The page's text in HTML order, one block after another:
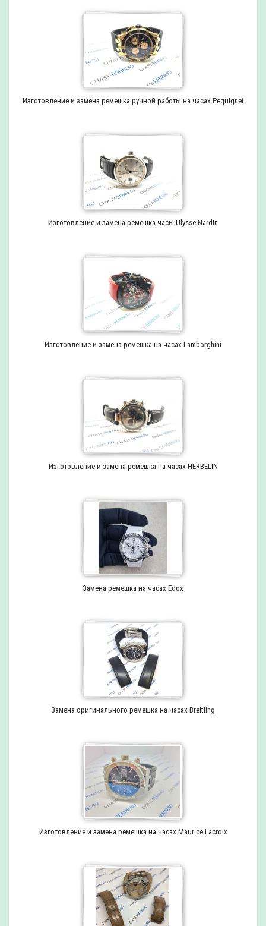
Изготовление и замена ремешка ручной работы на часах Pequignet
Изготовление и замена ремешка часы Ulysse Nardin
Изготовление и замена ремешка на часах Lamborghini
Изготовление и замена ремешка на часах HERBELIN
Замена ремешка на часах Edox
Замена оригинального ремешка на часах Breitling
Изготовление и замена ремешка на часах Maurice Lacroix